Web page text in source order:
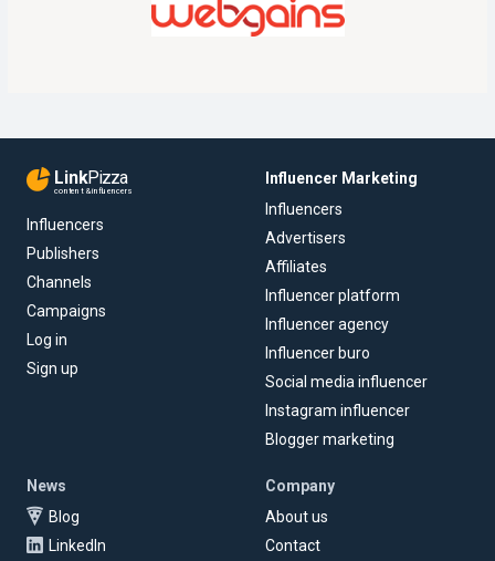
LinkPizza
content & influencers
Influencers
Publishers
Channels
Campaigns
Log in
Sign up
Influencer Marketing
Influencers
Advertisers
Affiliates
Influencer platform
Influencer agency
Influencer buro
Social media influencer
Instagram influencer
Blogger marketing
News
Blog
LinkedIn
Company
About us
Contact